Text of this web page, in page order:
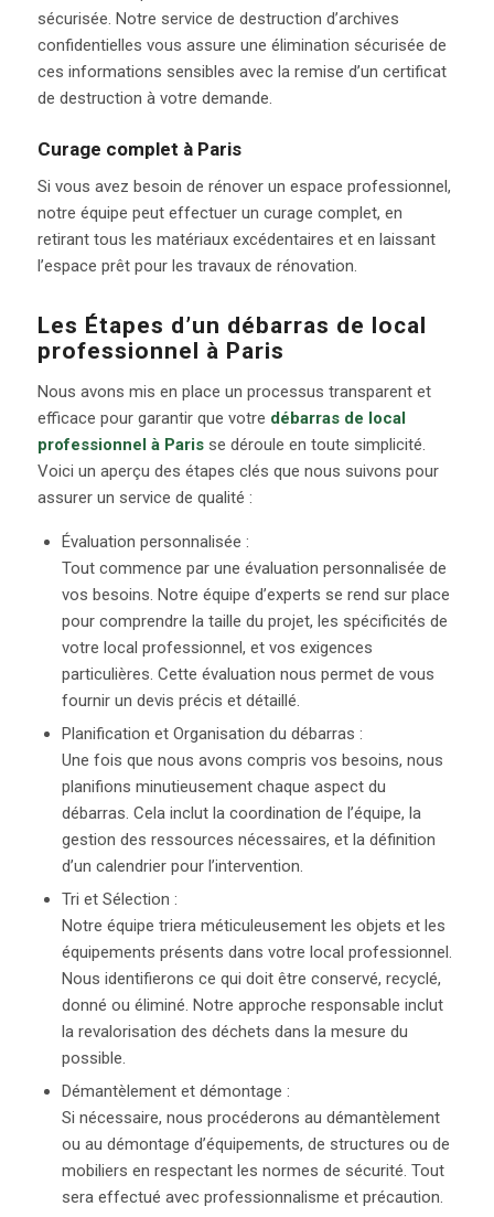
sécurisée. Notre service de destruction d’archives
confidentielles vous assure une élimination sécurisée de
ces informations sensibles avec la remise d’un certificat
de destruction à votre demande.
Curage complet à Paris
Si vous avez besoin de rénover un espace professionnel,
notre équipe peut effectuer un curage complet, en
retirant tous les matériaux excédentaires et en laissant
l’espace prêt pour les travaux de rénovation.
Les Étapes d’un débarras de local
professionnel à Paris
Nous avons mis en place un processus transparent et
efficace pour garantir que votre débarras de local
professionnel à Parisse déroule en toute simplicité.
Voici un aperçu des étapes clés que nous suivons pour
assurer un service de qualité :
Évaluation personnalisée :
Tout commence par une évaluation personnalisée de
vos besoins. Notre équipe d’experts se rend sur place
pour comprendre la taille du projet, les spécificités de
votre local professionnel, et vos exigences
particulières. Cette évaluation nous permet de vous
fournir un devis précis et détaillé.
Planification et Organisation du débarras :
Une fois que nous avons compris vos besoins, nous
planifions minutieusement chaque aspect du
débarras. Cela inclut la coordination de l’équipe, la
gestion des ressources nécessaires, et la définition
d’un calendrier pour l’intervention.
Tri et Sélection :
Notre équipe triera méticuleusement les objets et les
équipements présents dans votre local professionnel.
Nous identifierons ce qui doit être conservé, recyclé,
donné ou éliminé. Notre approche responsable inclut
la revalorisation des déchets dans la mesure du
possible.
Démantèlement et démontage :
Si nécessaire, nous procéderons au démantèlement
ou au démontage d’équipements, de structures ou de
mobiliers en respectant les normes de sécurité. Tout
sera effectué avec professionnalisme et précaution.